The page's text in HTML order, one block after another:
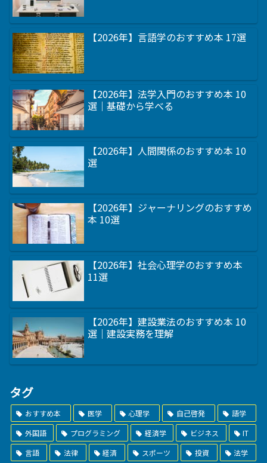
【2026年】言語学のおすすめ本 17選
【2026年】法学入門のおすすめ本 10
選｜基礎から学べる
【2026年】人間関係のおすすめ本 10
選
【2026年】ジャーナリングのおすすめ
本 10選
【2026年】社会心理学のおすすめ本
11選
【2026年】建設業法のおすすめ本 10
選｜建設実務を理解
タグ
おすすめ本 医学 心理学 自己啓発
語学
外国語
プログラミング 経済学 ビジネス
IT
言語
法律 経済 スポーツ 投資 法学